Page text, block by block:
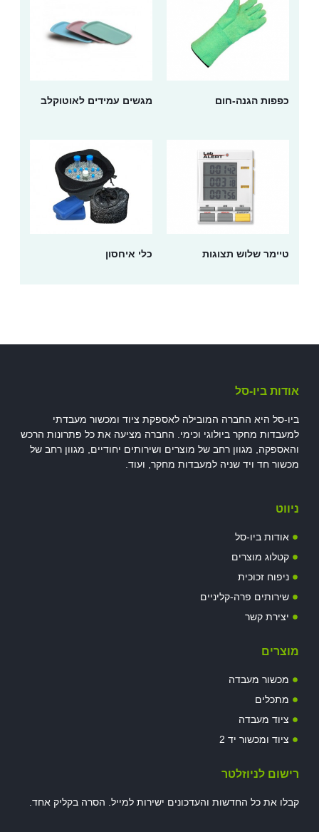
כפפות הגנה-חום מגשים עמידים לאוטוקלב
טיימר שלוש תצוגות כלי איחסון
אודות ביו-סל
ביו-סל היא החברה המובילה לאספקת ציוד ומכשור מעבדתי
למעבדות מחקר ביולוגי וכימי. החברה מציעה את כל פתרונות הרכש
והאספקה, מגוון רחב של מוצרים ושירותים יחודיים, מגוון רחב של
מכשור חד ויד שניה למעבדות מחקר, ועוד.
ניווט
אודות ביו-סל
קטלוג מוצרים
ניפוח זכוכית
שירותים פרה-קליניים
יצירת קשר
מוצרים
מכשור מעבדה
מתכלים
ציוד מעבדה
ציוד ומכשור יד 2
רישום לניוזלטר
קבלו את כל החדשות והעדכונים ישירות למייל. הסרה בקליק אחד.